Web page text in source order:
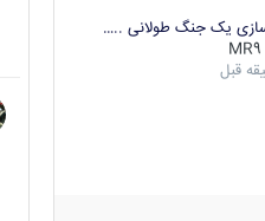
یک جنگ طولانی ..…
MR9